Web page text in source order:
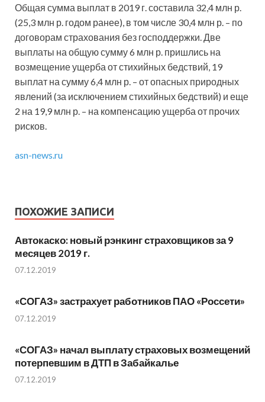
Общая сумма выплат в 2019 г. составила 32,4 млн р.
(25,3 млн р. годом ранее), в том числе 30,4 млн р. – по
договорам страхования без господдержки. Две
выплаты на общую сумму 6 млн р. пришлись на
возмещение ущерба от стихийных бедствий, 19
выплат на сумму 6,4 млн р. – от опасных природных
явлений (за исключением стихийных бедствий) и еще
2 на 19,9 млн р. – на компенсацию ущерба от прочих
рисков.
asn-news.ru
ПОХОЖИЕ ЗАПИСИ
Автокаско: новый рэнкинг страховщиков за 9
месяцев 2019 г.
07.12.2019
«СОГАЗ» застрахует работников ПАО «Россети»
07.12.2019
«СОГАЗ» начал выплату страховых возмещений
потерпевшим в ДТП в Забайкалье
07.12.2019